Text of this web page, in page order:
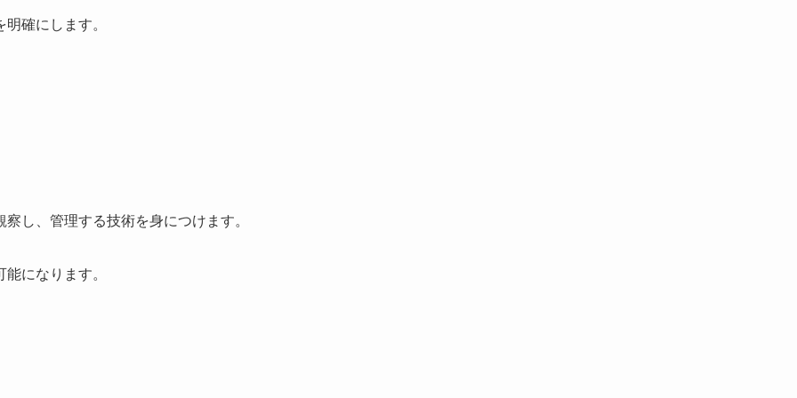
確にします。
し、管理する技術を身につけます。
になります。